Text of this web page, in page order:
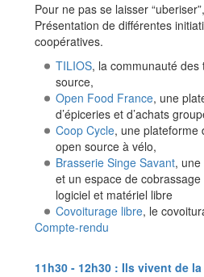
Pour ne pas se laisser
Présentation de différentes
coopératives.
TILIOS, la communauté des
source,
Open Food France, une
d’épiceries et d’achats
Coop Cycle, une plateforme
open source à vélo,
Brasserie Singe Savant, une
et un espace de
logiciel et matériel libre
Covoiturage libre, le
Compte-rendu
11h30 - 12h30 : Ils vivent de